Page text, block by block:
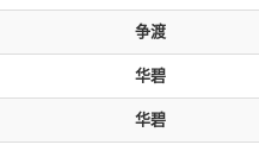
争渡
华碧
华碧